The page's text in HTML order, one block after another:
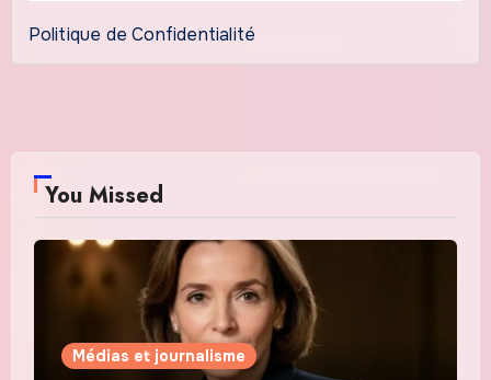
Politique de Confidentialité
You Missed
Médias et journalisme